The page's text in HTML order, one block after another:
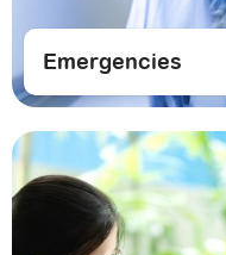
Emergencies